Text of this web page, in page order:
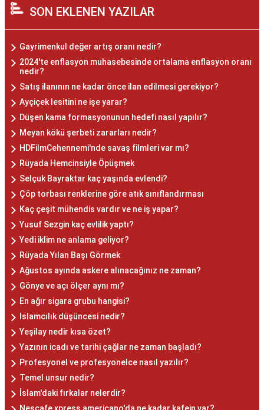
SON EKLENEN YAZILAR
Gayrimenkul değer artış oranı nedir?
2024'te enflasyon muhasebesinde ortalama enflasyon oranı
nedir?
Satış ilanının ne kadar önce ilan edilmesi gerekiyor?
Ayçiçek lesitini ne işe yarar?
Düşen kama formasyonunun hedefi nasıl yapılır?
Meyan kökü şerbeti zararları nedir?
HDFilmCehennemi'nde savaş filmleri var mı?
Rüyada Hemcinsiyle Öpüşmek
Selçuk Bayraktar kaç yaşında evlendi?
Çöp torbası renklerine göre atık sınıflandırması
Kaç çeşit mühendis vardır ve ne iş yapar?
Yusuf Sezgin kaç evlilik yaptı?
Yedi iklim ne anlama geliyor?
Rüyada Yılan Başı Görmek
Ağustos ayında askere alınacağınız ne zaman?
Gönye ve açı ölçer aynı mı?
En ağır sigara grubu hangisi?
Islamcılık düşüncesi nedir?
Yeşilay nedir kısa özet?
Yazının icadı ve tarihi çağlar ne zaman başladı?
Profesyonel ve profesyonelce nasıl yazılır?
Temel unsur nedir?
İslam'daki fırkalar nelerdir?